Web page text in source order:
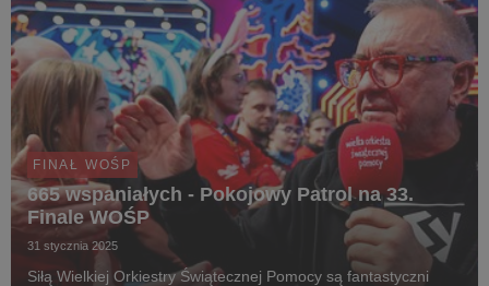
FINAŁ WOŚP
665 wspaniałych - Pokojowy Patrol na 33.
Finale WOŚP
31 stycznia 2025
Siłą Wielkiej Orkiestry Świątecznej Pomocy są fantastyczni